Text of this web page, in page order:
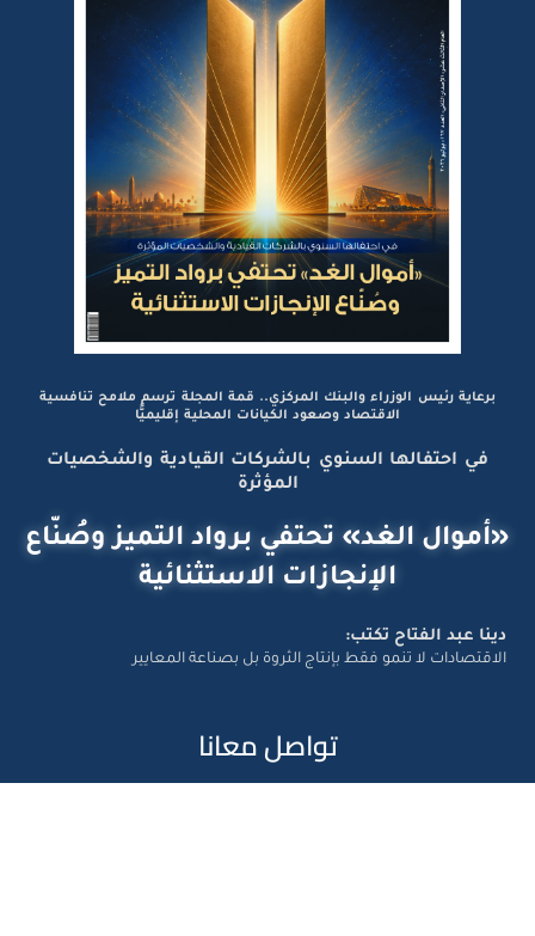
برعاية رئيس الوزراء والبنك المركزي.. قمة المجلة ترسم ملامح تنافسية
الاقتصاد وصعود الكيانات المحلية إقليميًّا
في احتفالها السنوي بالشركات القيادية والشخصيات
المؤثرة
«أموال الغد» تحتفي برواد التميز وصُنّاع
الإنجازات الاستثنائية
دينا عبد الفتاح تكتب:
الاقتصادات لا تنمو فقط بإنتاج الثروة بل بصناعة المعايير
تواصل معانا